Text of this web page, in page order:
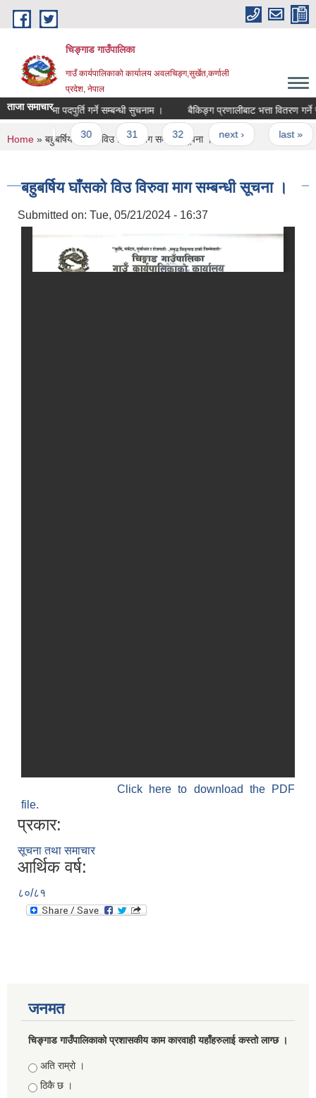
Skip to main content
चिङ्गाड गाउँपालिका
गाउँ कार्यपालिकाको कार्यालय अवलचिङ्ग,सुर्खेत,कर्णाली
प्रदेश, नेपाल
ताजा समाचार
करारमा पदपुर्ति गर्ने सम्बन्धी सुचनाम । बैकिङ्ग प्रणालीबाट भत्ता वितरण गर्ने
30 31 32 next › last »
You are here
Home » बहुबर्षिय घाँसको विउ विरुवा माग सम्बन्धी सूचना ।
बहुबर्षिय घाँसको विउ विरुवा माग सम्बन्धी सूचना ।
Submitted on: Tue, 05/21/2024 - 16:37
Click here to download the PDF
file.
प्रकार:
सूचना तथा समाचार
आर्थिक वर्ष:
८०/८१
जनमत
चिङ्गाड गाउँपालिकाको प्रशासकीय काम कारवाही यहाँहरुलाई कस्तो लाग्छ ।
Choices
अति राम्रो ।
ठिकै छ ।